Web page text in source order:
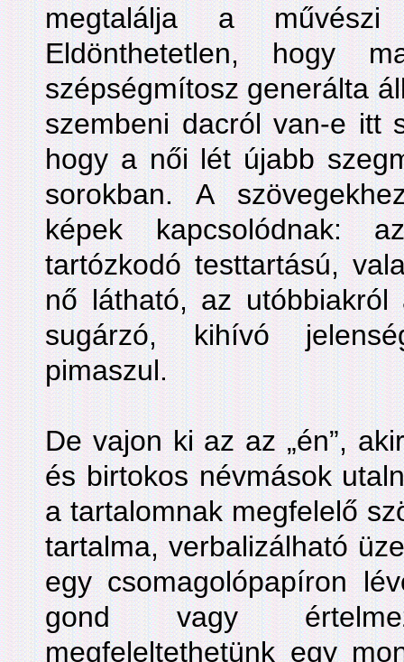
megtalálja a művészi
Eldönthetetlen, hogy
szépségmítosz generálta
szembeni dacról van-e itt
hogy a női lét újabb
sorokban. A
képek kapcsolódnak:
tartózkodó testtartású,
nő látható, az utóbbiakról
sugárzó, kihívó
pimaszul.
De vajon ki az az „én”,
és birtokos névmások
a tartalomnak megfelelő
tartalma, verbalizálható
egy csomagolópapíron
gond vagy
megfeleltethetünk egy